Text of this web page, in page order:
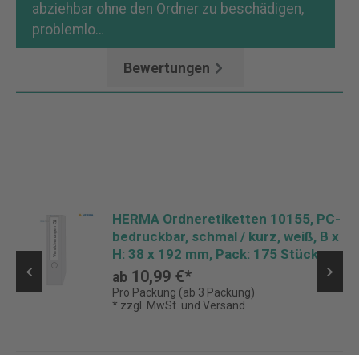
abziehbar ohne den Ordner zu beschädigen,
problemlo…
Bewertungen
HERMA Ordneretiketten 10155, PC-
bedruckbar, schmal / kurz, weiß, B x
H: 38 x 192 mm, Pack: 175 Stück
ab 10,99 €*
Pro Packung (ab 3 Packung)
* zzgl. MwSt. und Versand